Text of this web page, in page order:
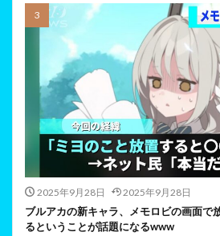
2025年9月28日 2025年9月28日
ブルアカの新キャラ、メモロビの画面で
るということが話題になるwww